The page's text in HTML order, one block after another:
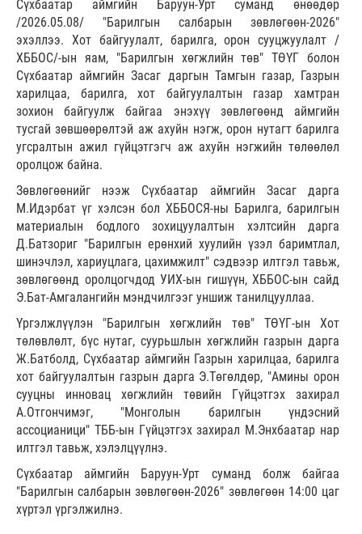
Сүхбаатар аймгийн Баруун-Урт суманд өнөөдөр
/2026.05.08/ "Барилгын салбарын зөвлөгөөн-2026"
эхэллээ. Хот байгуулалт, барилга, орон сууцжуулалт /
ХББОС/-ын яам, "Барилгын хөгжлийн төв" ТӨҮГ болон
Сүхбаатар аймгийн Засаг даргын Тамгын газар, Газрын
харилцаа, барилга, хот байгуулалтын газар хамтран
зохион байгуулж байгаа энэхүү зөвлөгөөнд аймгийн
тусгай зөвшөөрөлтэй аж ахуйн нэгж, орон нутагт барилга
угсралтын ажил гүйцэтгэгч аж ахуйн нэгжийн төлөөлөл
оролцож байна.
Зөвлөгөөнийг нээж Сүхбаатар аймгийн Засаг дарга
М.Идэрбат үг хэлсэн бол ХББОСЯ-ны Барилга, барилгын
материалын бодлого зохицуулалтын хэлтсийн дарга
Д.Батзориг "Барилгын ерөнхий хуулийн үзэл баримтлал,
шинэчлэл, хариуцлага, цахимжилт" сэдвээр илтгэл тавьж,
зөвлөгөөнд оролцогчдод УИХ-ын гишүүн, ХББОС-ын сайд
Э.Бат-Амгалангийн мэндчилгээг уншиж танилцууллаа.
Үргэлжлүүлэн "Барилгын хөгжлийн төв" ТӨҮГ-ын Хот
төлөвлөлт, бүс нутаг, суурьшлын хөгжлийн газрын дарга
Ж.Батболд, Сүхбаатар аймгийн Газрын харилцаа, барилга
хот байгуулалтын газрын дарга Э.Төгөлдөр, "Амины орон
сууцны инновац хөгжлийн төвийн Гүйцэтгэх захирал
А.Отгончимэг, "Монголын барилгын үндэсний
ассоцианици" ТББ-ын Гүйцэтгэх захирал М.Энхбаатар нар
илтгэл тавьж, хэлэлцүүлнэ.
Сүхбаатар аймгийн Баруун-Урт суманд болж байгаа
"Барилгын салбарын зөвлөгөөн-2026" зөвлөгөөн 14:00 цаг
хүртэл үргэлжилнэ.